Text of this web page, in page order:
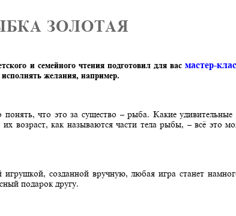
ЗОЛОТАЯ
и семейного чтения подготовил для вас мастер-
желания, например.
что это за существо – рыба. Какие
их возраст, как называются части тела рыбы, – всё это
игрушкой, созданной вручную, любая игра станет
подарок другу.